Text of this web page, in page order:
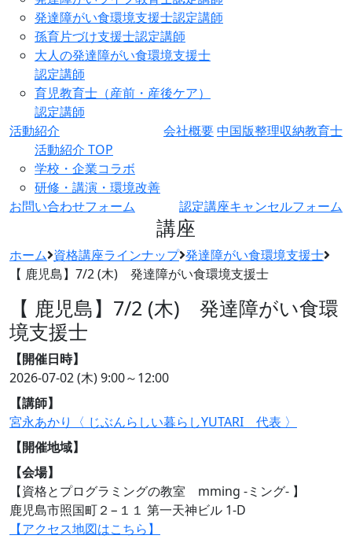
発達障がい食環境支援士認定講師
孫育片づけ支援士認定講師
大人の発達障がい食環境支援士
認定講師
育児教育士（産前・産後ケア）
認定講師
活動紹介
活動紹介 TOP
学校・企業コラボ
研修・講演・環境改善
会社概要中国版整理収納教育士
お問い合わせフォーム 認定講座キャンセルフォーム
講座
ホーム 資格講座ラインナップ 発達障がい食環境支援士
【 鹿児島】7/2 (木) 発達障がい食環境支援士
【 鹿児島】7/2 (木) 発達障がい食環
境支援士
【開催日時】
2026-07-02 (木)9:00～12:00
【講師】
宮永あかり〈 じぶんらしい暮らしYUTARI 代表 〉
【開催地域】
【会場】
【資格とプログラミングの教室 mming -ミング- 】
鹿児島市照国町２−１１ 第一天神ビル 1-D
【アクセス地図はこちら】